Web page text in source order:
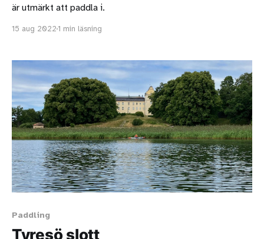
är utmärkt att paddla i.
15 aug 20221 min läsning
Paddling
Tyresö slott